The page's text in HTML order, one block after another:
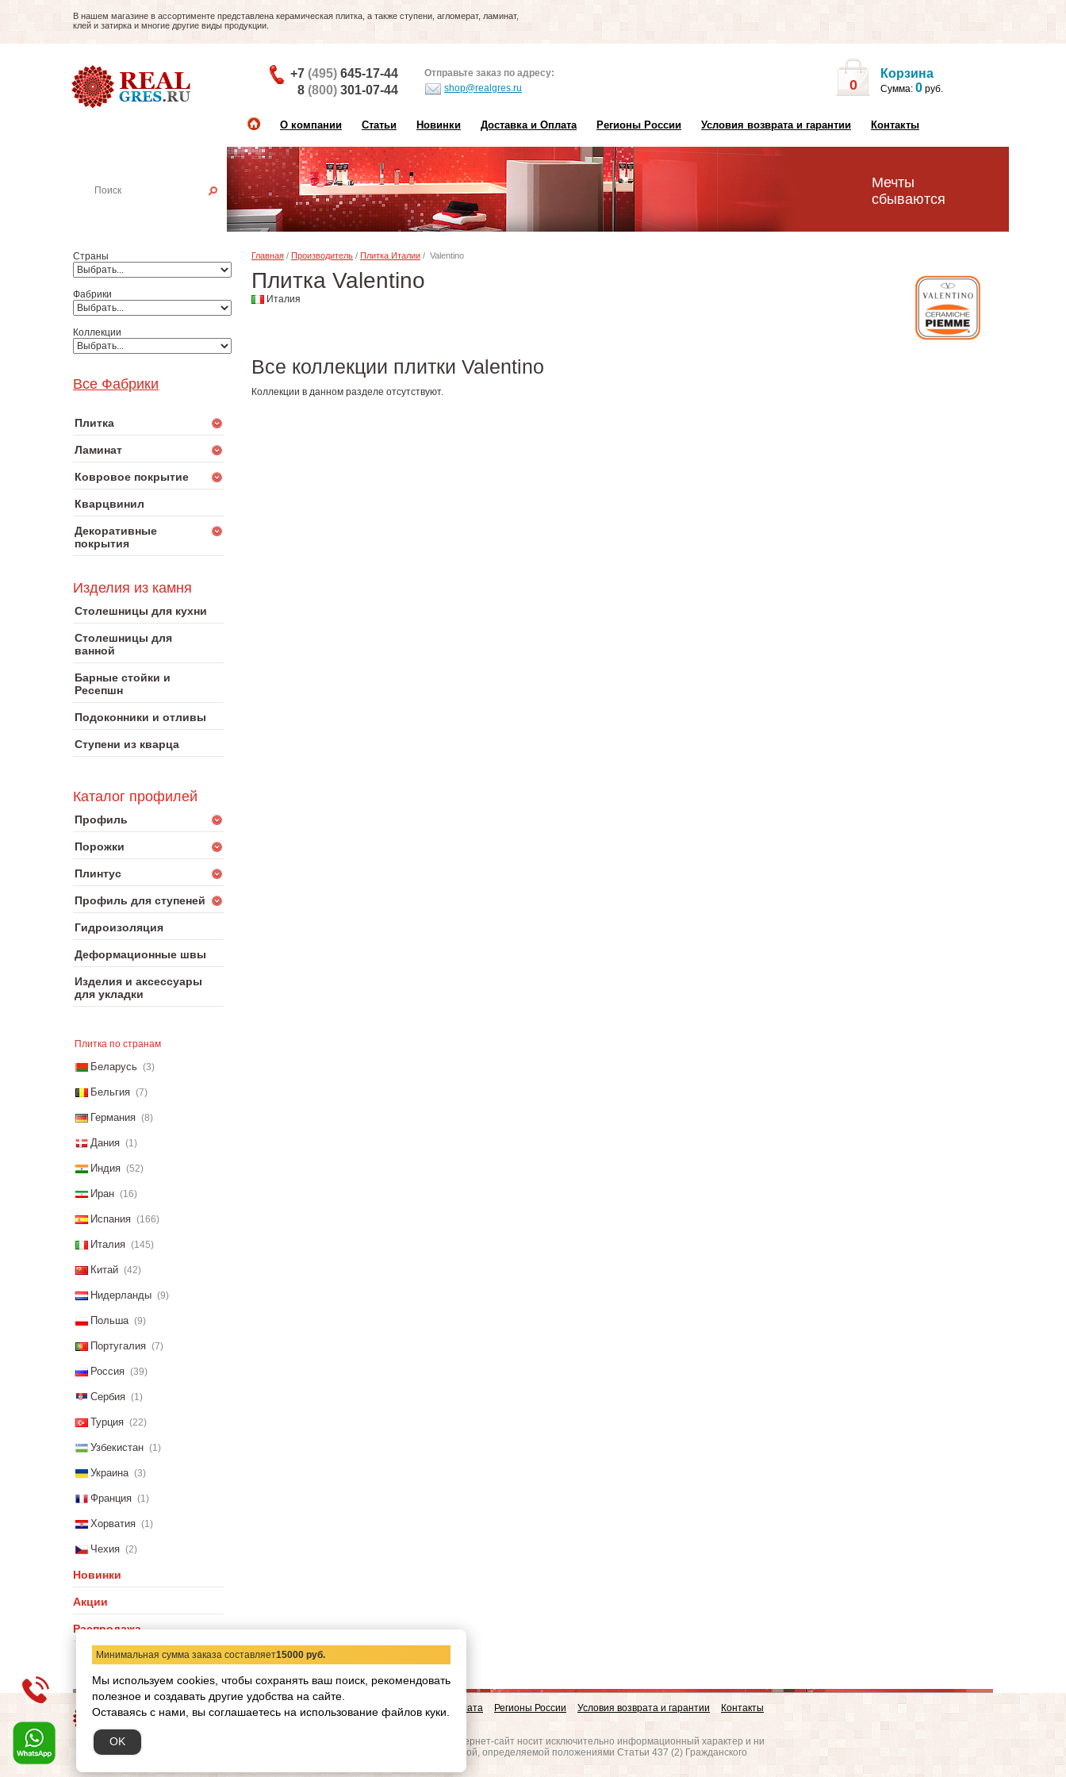
В нашем магазине в ассортименте представлена керамическая плитка, а также ступени, агломерат, ламинат,
клей и затирка и многие другие виды продукции.
+7 (495) 645-17-44
8 (800) 301-07-44
Отправьте заказ по адресу:
shop@realgres.ru
0
Корзина
Сумма: 0 руб.
О компании Статьи Новинки Доставка и Оплата Регионы России Условия возврата и гарантии Контакты
Мечты
сбываются
Страны
Фабрики
Коллекции
Все Фабрики
Плитка
Ламинат
Ковровое покрытие
Кварцвинил
Декоративные
покрытия
Изделия из камня
Столешницы для кухни
Столешницы для
ванной
Барные стойки и
Ресепшн
Подоконники и отливы
Ступени из кварца
Каталог профилей
Профиль
Порожки
Плинтус
Профиль для ступеней
Гидроизоляция
Деформационные швы
Изделия и аксессуары
для укладки
Плитка по странам
Беларусь (3)
Бельгия (7)
Германия (8)
Дания (1)
Индия (52)
Иран (16)
Испания (166)
Италия (145)
Китай (42)
Нидерланды (9)
Польша (9)
Португалия (7)
Россия (39)
Сербия (1)
Турция (22)
Узбекистан (1)
Украина (3)
Франция (1)
Хорватия (1)
Чехия (2)
Новинки
Акции
Распродажа
Главная / Производитель / Плитка Италии / Valentino
Плитка Valentino
Италия
Все коллекции плитки Valentino
Коллекции в данном разделе отсутствуют.
О компании Статьи Новинки Доставка и Оплата Регионы России Условия возврата и гарантии
Контакты
Обращаем ваше внимание на то, что данный интернет-сайт носит исключительно информационный характер и ни
при каких условиях не является публичной офертой, определяемой положениями Статьи 437 (2) Гражданского
Минимальная сумма заказа составляет15000 руб.
Мы используем cookies, чтобы сохранять ваш поиск, рекомендовать
полезное и создавать другие удобства на сайте.
Оставаясь с нами, вы соглашаетесь на использование файлов куки.
OK